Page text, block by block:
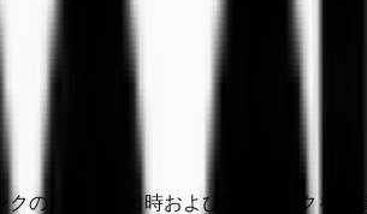
のクリック日時および対象リンクを記